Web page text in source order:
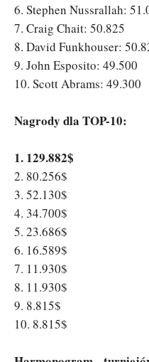
6. Stephen Nussrallah:
7. Craig Chait: 50.825
8. David Funkhouser:
9. John Esposito: 49.500
10. Scott Abrams: 49.300
Nagrody dla TOP-10:
1. 129.882$
2. 80.256$
3. 52.130$
4. 34.700$
5. 23.686$
6. 16.589$
7. 11.930$
8. 11.930$
9. 8.815$
10. 8.815$